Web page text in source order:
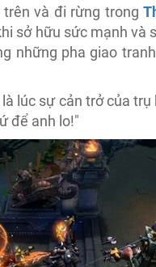
trên và đi rừng trong
sở hữu sức mạnh và
những pha giao
lúc sự cản trở của
để anh lo!"